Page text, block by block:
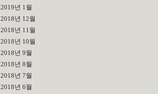
2019년 1월
2018년 12월
2018년 11월
2018년 10월
2018년 9월
2018년 8월
2018년 7월
2018년 6월